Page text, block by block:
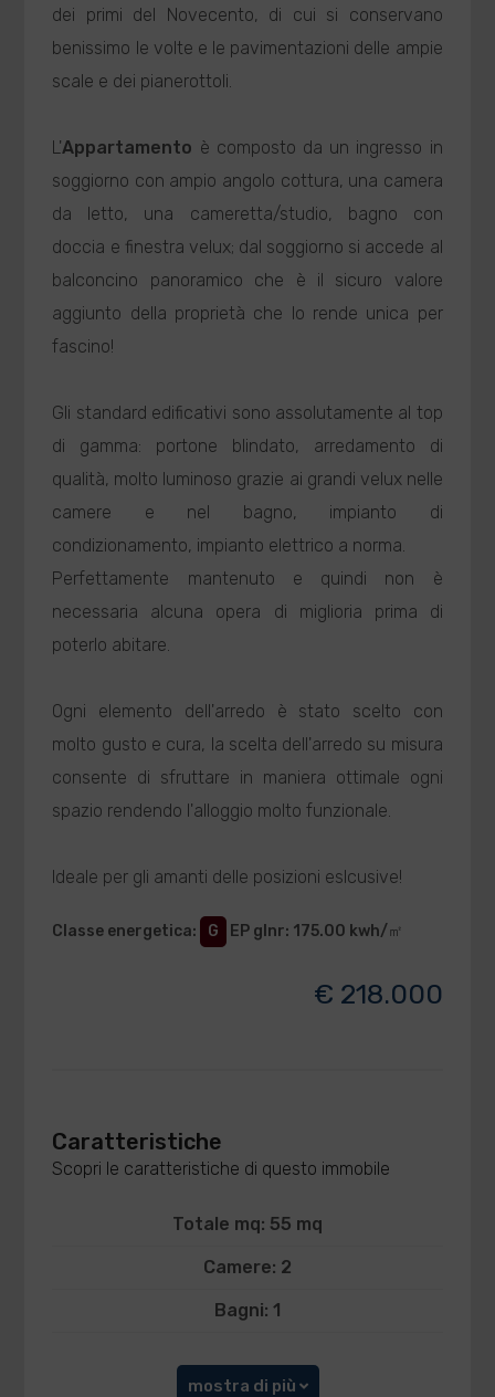
dei primi del Novecento, di cui si conservano
benissimo le volte e le pavimentazioni delle ampie
scale e dei pianerottoli.
L'Appartamento è composto da un ingresso in
soggiorno con ampio angolo cottura, una camera
da letto, una cameretta/studio, bagno con
doccia e finestra velux; dal soggiorno si accede al
balconcino panoramico che è il sicuro valore
aggiunto della proprietà che lo rende unica per
fascino!
Gli standard edificativi sono assolutamente al top
di gamma: portone blindato, arredamento di
qualità, molto luminoso grazie ai grandi velux nelle
camere e nel bagno, impianto di
condizionamento, impianto elettrico a norma.
Perfettamente mantenuto e quindi non è
necessaria alcuna opera di miglioria prima di
poterlo abitare.
Ogni elemento dell'arredo è stato scelto con
molto gusto e cura, la scelta dell'arredo su misura
consente di sfruttare in maniera ottimale ogni
spazio rendendo l'alloggio molto funzionale.
Ideale per gli amanti delle posizioni eslcusive!
Classe energetica: G EP glnr: 175.00 kwh/㎡
€ 218.000
Caratteristiche
Scopri le caratteristiche di questo immobile
Totale mq: 55 mq
Camere: 2
Bagni: 1
mostra di più